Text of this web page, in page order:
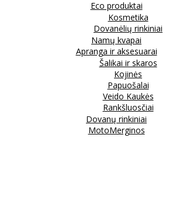
Eco produktai
Kosmetika
Dovanėlių rinkiniai
Namų kvapai
Apranga ir aksesuarai
Šalikai ir skaros
Kojinės
Papuošalai
Veido Kaukės
Rankšluosčiai
Dovanų rinkiniai
MotoMerginos